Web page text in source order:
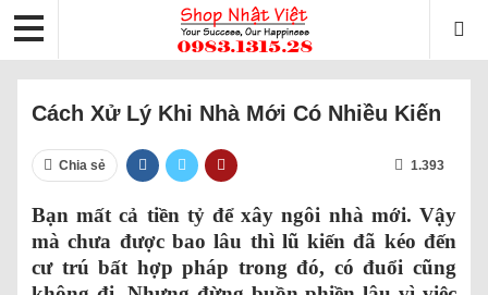
Cách Xử Lý Khi Nhà Mới Có Nhiều Kiến
Chia sẻ 1.393
Bạn mất cả tiền tỷ để xây ngôi nhà mới. Vậy
mà chưa được bao lâu thì lũ kiến đã kéo đến
cư trú bất hợp pháp trong đó, có đuổi cũng